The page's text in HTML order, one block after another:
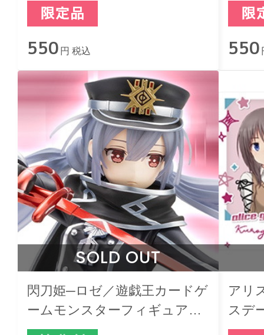
550 円 税込 550
SOLD OUT
閃刀姫─ロゼ／遊戯王カードゲ
ームモンスターフィギュアコ
レクション
アリ
スデ
グカ